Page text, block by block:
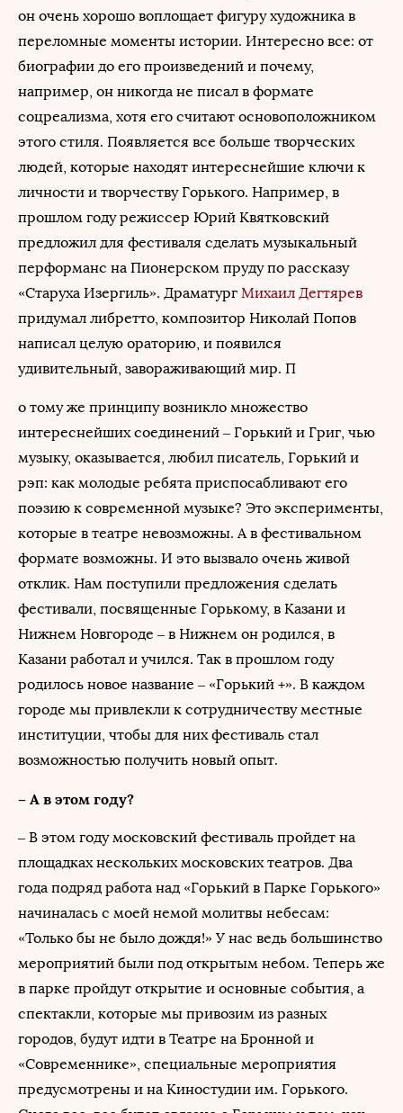
он очень хорошо воплощает фигуру художника в
переломные моменты истории. Интересно все: от
биографии до его произведений и почему,
например, он никогда не писал в формате
соцреализма, хотя его считают основоположником
этого стиля. Появляется все больше творческих
людей, которые находят интереснейшие ключи к
личности и творчеству Горького. Например, в
прошлом году режиссер Юрий Квятковский
предложил для фестиваля сделать музыкальный
перформанс на Пионерском пруду по рассказу
«Старуха Изергиль». Драматург Михаил Дегтярев
придумал либретто, композитор Николай Попов
написал целую ораторию, и появился
удивительный, завораживающий мир. П
о тому же принципу возникло множество
интереснейших соединений – Горький и Григ, чью
музыку, оказывается, любил писатель, Горький и
рэп: как молодые ребята приспосабливают его
поэзию к современной музыке? Это эксперименты,
которые в театре невозможны. А в фестивальном
формате возможны. И это вызвало очень живой
отклик. Нам поступили предложения сделать
фестивали, посвященные Горькому, в Казани и
Нижнем Новгороде – в Нижнем он родился, в
Казани работал и учился. Так в прошлом году
родилось новое название – «Горький +». В каждом
городе мы привлекли к сотрудничеству местные
институции, чтобы для них фестиваль стал
возможностью получить новый опыт.
– А в этом году?
– В этом году московский фестиваль пройдет на
площадках нескольких московских театров. Два
года подряд работа над «Горький в Парке Горького»
начиналась с моей немой молитвы небесам:
«Только бы не было дождя!» У нас ведь большинство
мероприятий были под открытым небом. Теперь же
в парке пройдут открытие и основные события, а
спектакли, которые мы привозим из разных
городов, будут идти в Театре на Бронной и
«Современнике», специальные мероприятия
предусмотрены и на Киностудии им. Горького.